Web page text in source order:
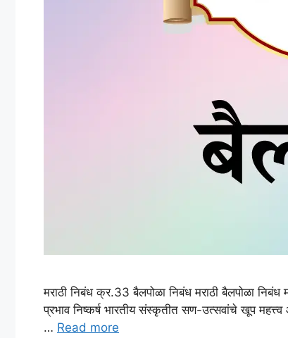
मराठी निबंध क्र.33 बैलपोळा निबंध मराठी बैलपोळा
प्रभाव निष्कर्ष भारतीय संस्कृतीत सण-उत्सवांचे खूप
… Read more